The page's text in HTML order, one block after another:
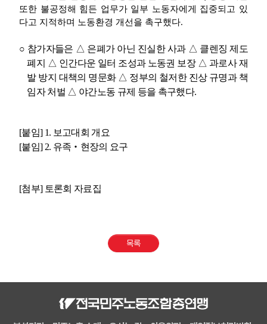
또한 불공정해 힘든 업무가 일부 노동자에게 집중되고 있
다고 지적하며 노동환경 개선을 촉구했다.
○ 참가자들은 △ 은폐가 아닌 진실한 사과 △ 클렌징 제도
폐지
△ 인간다운 일터 조성과 노동권 보장 △과로사 재
발 방지 대책의 명문화 △ 정부의 철저한 진상 규명과 책
임자 처벌 △ 야간노동 규제 등을 촉구했다.
[붙임] 1. 보고대회 개요
[붙임] 2. 유족 ‧ 현장의 요구
[첨부] 토론회 자료집
목록